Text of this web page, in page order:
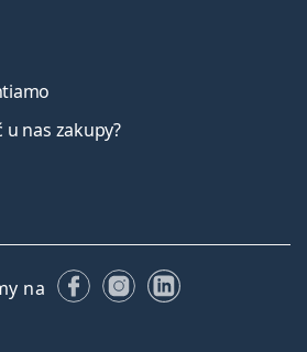
nas zakupy?
na FacebookuInstagramie
LinkedIn